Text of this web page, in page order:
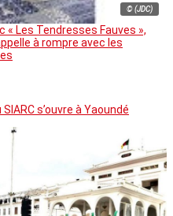
© (JDC)
« Les Tendresses Fauves »,
à rompre avec les
s’ouvre à Yaoundé